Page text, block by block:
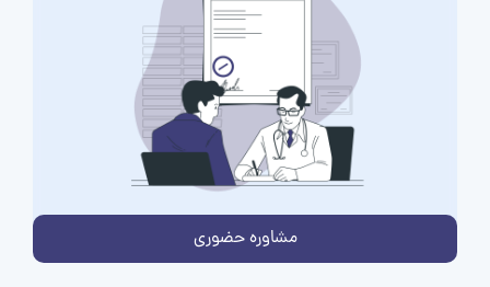
مشاوره حضوری